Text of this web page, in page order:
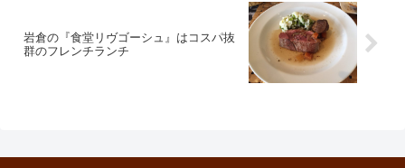
岩倉の『食堂リヴゴーシュ』はコスパ抜
群のフレンチランチ